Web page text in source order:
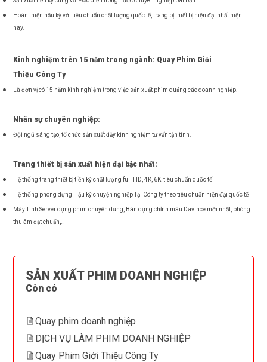
Hoàn thiện hậu kỳ với tiêu chuẩn chất lượng quốc tế, trang bị thiết bị hiện đại nhất hiện
nay.
Kinh nghiệm trên 15 năm trong ngành: Quay Phim Giới
Thiệu Công Ty
Là đơn vị có 15 năm kinh nghiệm trong việc sản xuất phim quảng cáo doanh nghiệp.
Nhân sự chuyên nghiệp:
Đội ngũ sáng tạo, tổ chức sản xuất đầy kinh nghiệm tư vấn tận tình.
Trang thiết bị sản xuất hiện đại bậc nhất:
Hệ thống trang thiết bị tiền kỳ chất lượng full HD, 4K, 6K tiêu chuẩn quốc tế
Hệ thống phòng dựng Hậu kỳ chuyện nghiệp Tại Công ty theo tiêu chuẩn hiện đại quốc tế
Máy Tính Server dựng phim chuyên dụng, Bàn dựng chỉnh màu Davince mới nhất, phòng
thu âm đạt chuẩn,…
SẢN XUẤT PHIM DOANH NGHIỆP
Còn có
Quay phim doanh nghiệp
DỊCH VỤ LÀM PHIM DOANH NGHIỆP
Quay Phim Giới Thiệu Công Ty